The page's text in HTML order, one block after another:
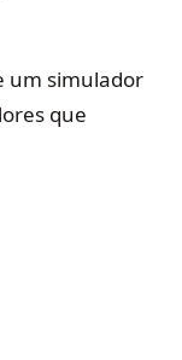
um simulador
que